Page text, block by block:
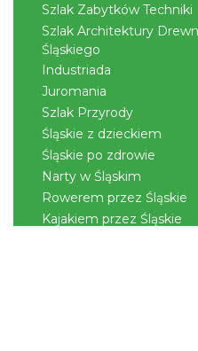
Cieszyn
0.41 km
Cieszyn
Szlak Zabytków Techniki
Szlak Architektury
Śląskiego
Industriada
Juromania
Szlak Przyrody
Śląskie z dzieckiem
Śląskie po zdrowie
Narty w Śląskim
Rowerem przez Śląskie
Kajakiem przez Śląskie